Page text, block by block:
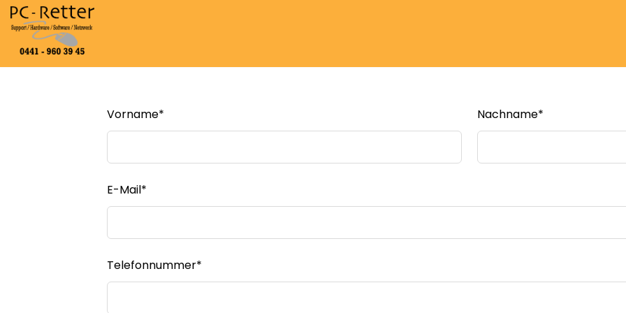
Zum
Inhalt
Vorname* Nachname*
E-Mail*
Telefonnummer*